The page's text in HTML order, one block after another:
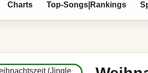
Charts Top-Songs|Rankings